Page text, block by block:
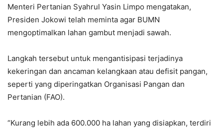
Menteri Pertanian Syahrul Yasin Limpo mengatakan,
Presiden Jokowi telah meminta agar BUMN
mengoptimalkan lahan gambut menjadi sawah.
Langkah tersebut untuk mengantisipasi terjadinya
kekeringan dan ancaman kelangkaan atau defisit pangan,
seperti yang diperingatkan Organisasi Pangan dan
Pertanian (FAO).
“Kurang lebih ada 600.000 ha lahan yang disiapkan, terdiri